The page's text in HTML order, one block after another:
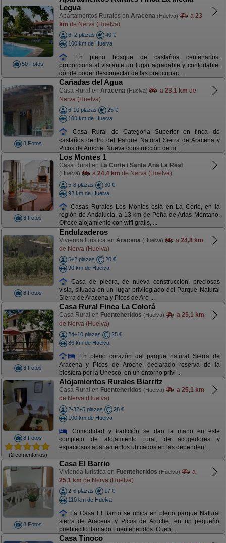
50 Fotos
Legua
Apartamentos Rurales en Aracena (Huelva) a 23
km de Nerva (Huelva)
6+2 plazas
40 €
100 km de Huelva
En pleno bosque de castaños centenarios,
proporciona al visitante un lugar agradable y confortable,
dónde poder desconectar de las preocupac ...
8 Fotos
Cañadas del Agua
Casa Rural en Aracena (Huelva) a 23,1 km de
Nerva (Huelva)
6-10 plazas
25 €
100 km de Huelva
Casa Rural de Categoria Superior en finca de
castaños dentro del Parque Natural Sierra de Aracena y
Picos de Aroche. Nueva construcción de m ...
8 Fotos
Los Montes 1
Casa Rural en La Corte / Santa Ana La Real
(Huelva) a 24,4 km de Nerva (Huelva)
5-8 plazas
30 €
92 km de Huelva
Casas Rurales Los Montes está en La Corte, en la
región de Andalucía, a 13 km de Peña de Arias Montano.
Ofrece alojamiento con wifi gratis, ...
8 Fotos
Endulzaderos
Vivienda turística en Aracena (Huelva) a 24,8 km
de Nerva (Huelva)
5+2 plazas
20 €
90 km de Huelva
Casa de piedra, de nueva construcción, preciosas
vista, situada en un lugar privilegiado del Parque Natural
Sierra de Aracena y Picos de Aro ...
8 Fotos
Casa Rural Finca La Colorá
Casa Rural en Fuenteheridos (Huelva) a 25,1 km
de Nerva (Huelva)
24+10 plazas
25 €
86 km de Huelva
En pleno corazón del parque natural Sierra de
Aracena y Picos de Aroche, declarado reserva de la
biosfera por la Unesco, en un entorno privi ...
8 Fotos
(2 comentarios)
Alojamientos Rurales Biarritz
Casa Rural en Fuenteheridos (Huelva) a 25,1 km
de Nerva (Huelva)
2-32+5 plazas
28 €
100 km de Huelva
Comodidad y tradición se dan la mano en este
complejo de alojamiento rural, de acogedores y
espaciosos apartamentos ubicados en las dependen ...
8 Fotos
Casa El Barrio
Vivienda turística en Fuenteheridos (Huelva)
a
25,1 km de Nerva (Huelva)
2-6 plazas
17 €
110 km de Huelva
La Casa El Barrio se ubica en pleno parque Natural
sierra de Aracena y Picos de Aroche, en un pequeño
pueblecito llamado Fuenteheridos. Cuen ...
Casa Tinoco